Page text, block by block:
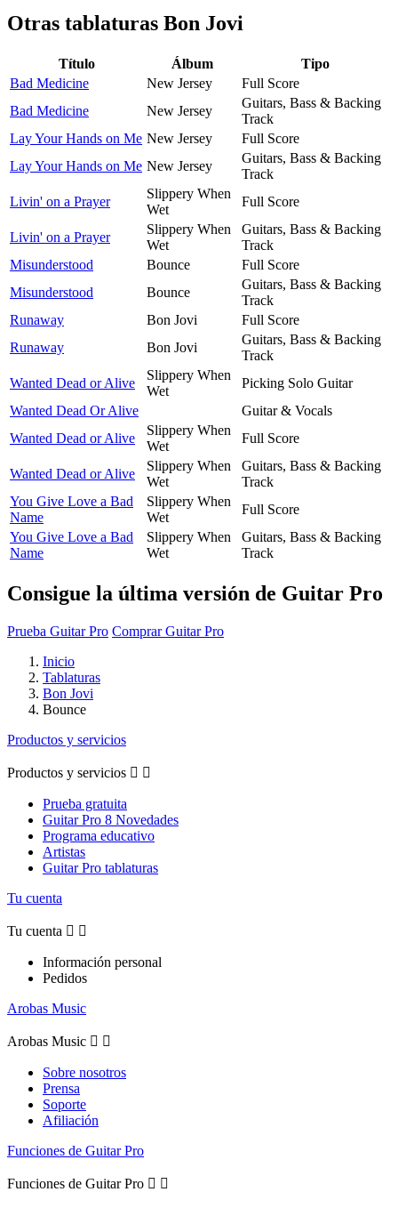
Otras tablaturas Bon Jovi
Título Álbum
Tipo
Bad Medicine
New Jersey
Full Score
Bad Medicine
New Jersey
Guitars, Bass & Backing
Track
Lay Your Hands on Me New Jersey
Full Score
Lay Your Hands on Me New Jersey
Guitars, Bass & Backing
Track
Livin' on a Prayer
Slippery When
Wet
Full Score
Livin' on a Prayer
Slippery When
Wet
Guitars, Bass & Backing
Track
Misunderstood
Bounce
Full Score
Misunderstood
Bounce
Guitars, Bass & Backing
Track
Runaway
Bon Jovi
Full Score
Runaway
Bon Jovi
Guitars, Bass & Backing
Track
Wanted Dead or Alive
Slippery When
Wet
Picking Solo Guitar
Wanted Dead Or Alive
Guitar & Vocals
Wanted Dead or Alive
Slippery When
Wet
Full Score
Wanted Dead or Alive
Slippery When
Wet
Guitars, Bass & Backing
Track
You Give Love a Bad
Name
Slippery When
Wet
Full Score
You Give Love a Bad
Name
Slippery When
Wet
Guitars, Bass & Backing
Track
Consigue la última versión de Guitar Pro
Prueba Guitar Pro Comprar Guitar Pro
Inicio
Tablaturas
Bon Jovi
Bounce
Productos y servicios
Productos y servicios  
Prueba gratuita
Guitar Pro 8 Novedades
Programa educativo
Artistas
Guitar Pro tablaturas
Tu cuenta
Tu cuenta  
Información personal
Pedidos
Arobas Music
Arobas Music  
Sobre nosotros
Prensa
Soporte
Afiliación
Funciones de Guitar Pro
Funciones de Guitar Pro  